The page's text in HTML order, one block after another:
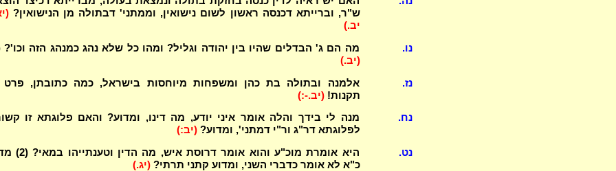
ש"ר, וברייתא דכנסה ראשון לשום נישואין, וממתני' דבתולה מן הנישואין?
יב.)
נו.
מה הם ג' הבדלים שהיו בין יהודה וגליל? ומהו כל שלא נהג כמנהג הזה וכו'?
(יב.)
נז.
אלמנה ובתולה בת כהן ומשפחות מיוחסות בישראל, כמה כתובתן,
תקנות! (יב.-:)
נח.
מנה לי בידך והלה אומר איני יודע, מה דינו, ומדוע? והאם פלוגתא זו
לפלוגתא דר"ג ור"י דמתני', ומדוע? (יב:)
נט.
היא אומרת מוכ"ע והוא אומר דרוסת איש,
כ"א לא אומר כדברי השני, ומדוע קתני תרתי? (יג.)